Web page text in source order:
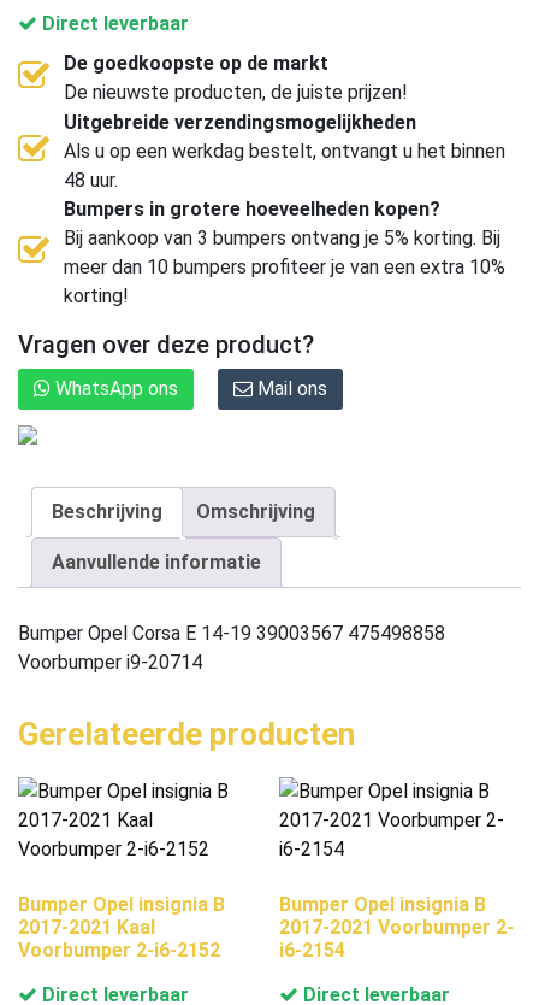
Direct leverbaar
De goedkoopste op de markt
De nieuwste producten, de juiste prijzen!
Uitgebreide verzendingsmogelijkheden
Als u op een werkdag bestelt, ontvangt u het binnen
48 uur.
Bumpers in grotere hoeveelheden kopen?
Bij aankoop van 3 bumpers ontvang je 5% korting. Bij
meer dan 10 bumpers profiteer je van een extra 10%
korting!
Vragen over deze product?
WhatsApp ons Mail ons
Beschrijving Omschrijving
Aanvullende informatie
Bumper Opel Corsa E 14-19 39003567 475498858
Voorbumper i9-20714
Gerelateerde producten
Bumper Opel insignia B
2017-2021 Kaal
Voorbumper 2-i6-2152
Direct leverbaar
Bumper Opel insignia B
2017-2021 Voorbumper 2-
i6-2154
Direct leverbaar